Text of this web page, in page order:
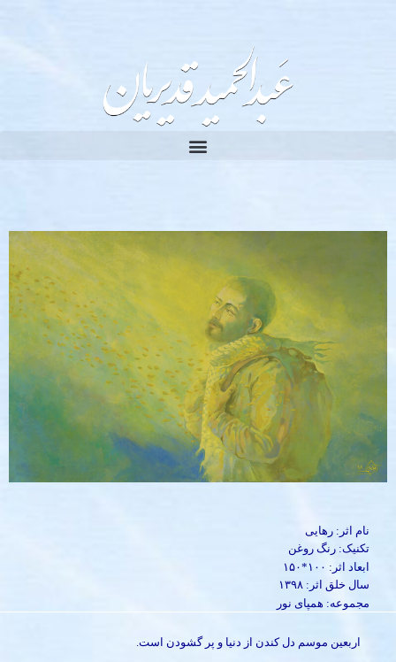
نام اثر: رهایی
تکنیک: رنگ روغن
ابعاد اثر: ۱۰۰*۱۵۰
سال خلق اثر: ۱۳۹۸
مجموعه: همپای نور
اربعین موسم دل کندن از دنیا و پر گشودن است.